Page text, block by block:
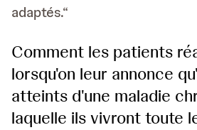
adaptés.“
Comment les patients
lorsqu'on leur annonce
atteints d'une maladie
laquelle ils vivront toute